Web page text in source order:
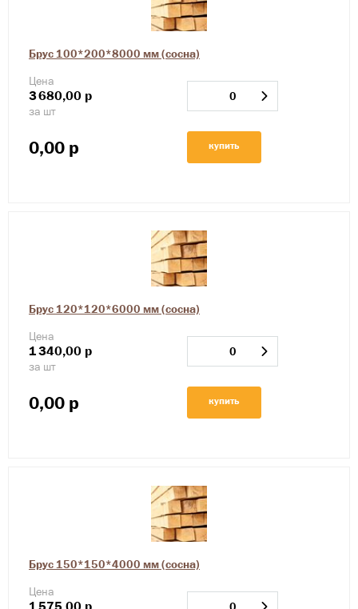
Брус 100*200*8000 мм (сосна)
Цена
3680,00 р
за шт
0,00 р купить
Брус 120*120*6000 мм (сосна)
Цена
1340,00 р
за шт
0,00 р купить
Брус 150*150*4000 мм (сосна)
Цена
1 575,00 р